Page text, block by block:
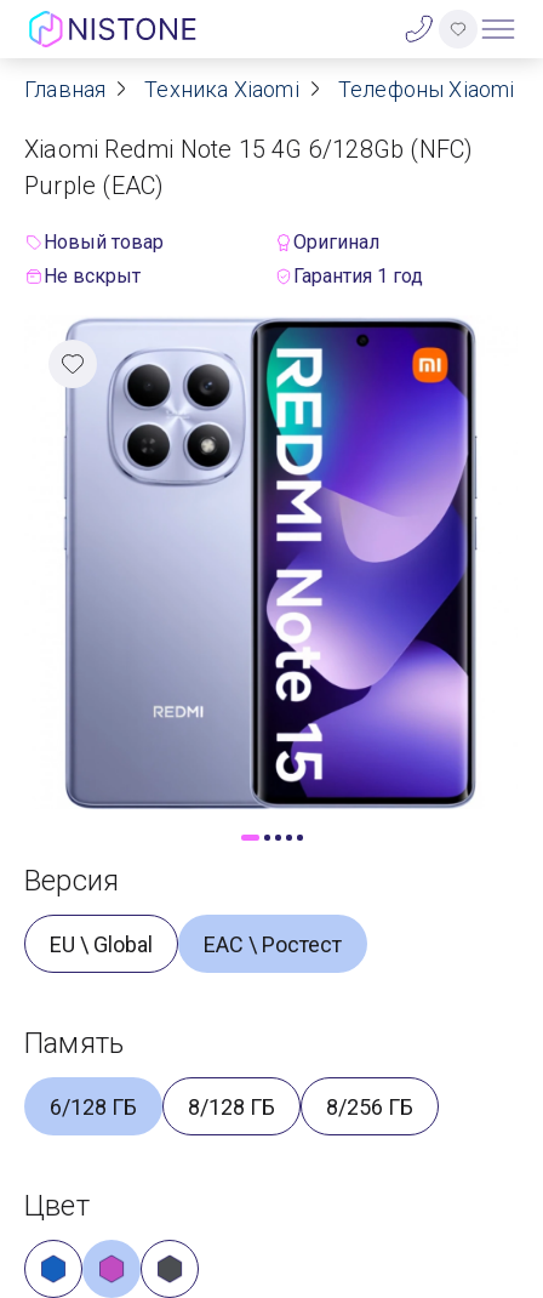
Акции
О нас
Договор оферты
Реквизиты
Контакты
Гарантия
Главная Техника Xiaomi Телефоны Xiaomi
Xiaomi Redmi Note 15 4G 6/128Gb (NFC)
Purple (ЕАС)
Новый товар
Оригинал
Не вскрыт
Гарантия 1 год
Версия
EU \ Global ЕАС \ Ростест
Память
6/128 ГБ 8/128 ГБ 8/256 ГБ
Цвет